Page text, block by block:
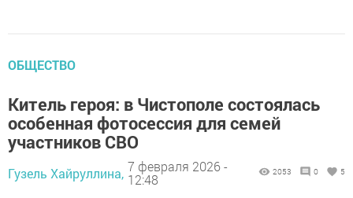
ОБЩЕСТВО
Китель героя: в Чистополе состоялась
особенная фотосессия для семей
участников СВО
Гузель Хайруллина, 7 февраля 2026 -
12:48
2053 0 5